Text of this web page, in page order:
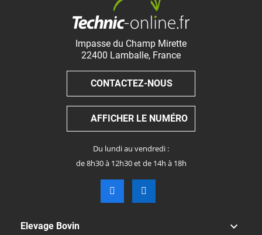
Impasse du Champ Mirette
22400 Lamballe, France
CONTACTEZ-NOUS
AFFICHER LE NUMÉRO
Du lundi au vendredi :
de 8h30 à 12h30 et de 14h à 18h
Elevage Bovin 